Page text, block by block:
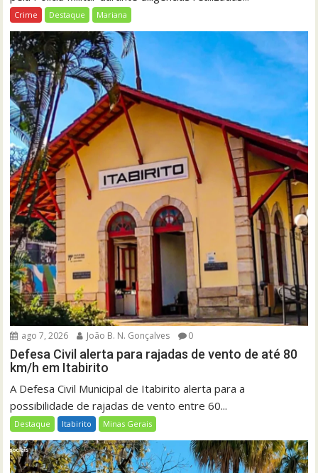
Crime Destaque Mariana
ago 7, 2026 João B. N. Gonçalves 0
Defesa Civil alerta para rajadas de vento de até 80
km/h em Itabirito
A Defesa Civil Municipal de Itabirito alerta para a
possibilidade de rajadas de vento entre 60...
Destaque Itabirito Minas Gerais